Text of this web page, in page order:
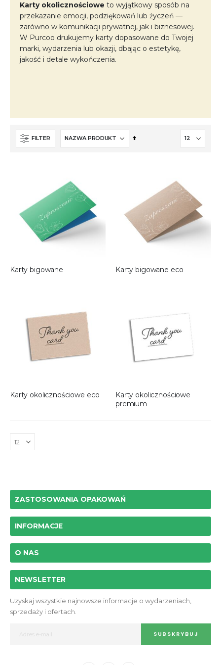
Karty okolicznościowe to wyjątkowy sposób na
przekazanie emocji, podziękowań lub życzeń —
zarówno w komunikacji prywatnej, jak i biznesowej.
W Purcoo drukujemy karty dopasowane do Twojej
marki, wydarzenia lub okazji, dbając o estetykę,
jakość i detale wykończenia.
FILTER
Ustaw
Karty bigowane Karty bigowane eco
Karty okolicznościowe eco
Karty okolicznościowe
premium
ZASTOSOWANIA OPAKOWAŃ
INFORMACJE
O NAS
NEWSLETTER
Uzyskaj wszystkie najnowsze informacje o wydarzeniach,
sprzedaży i ofertach.
SUBSKRYBUJ